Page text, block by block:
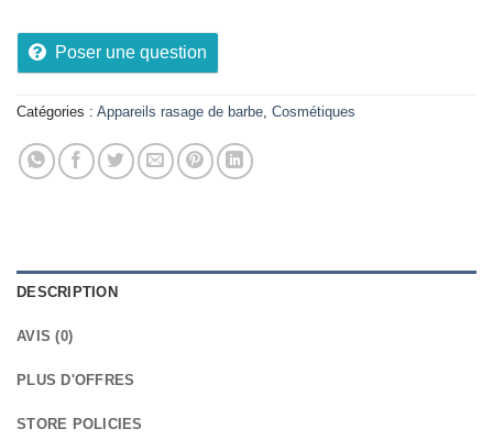
Poser une question
Catégories : Appareils rasage de barbe, Cosmétiques
DESCRIPTION
AVIS (0)
PLUS D'OFFRES
STORE POLICIES